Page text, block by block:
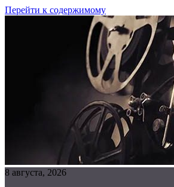
Перейти к содержимому
8 августа, 2026